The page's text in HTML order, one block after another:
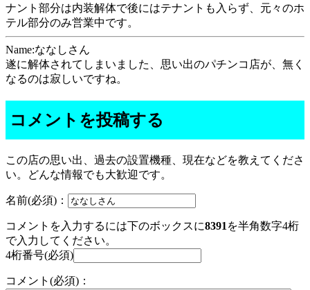
ナント部分は内装解体で後にはテナントも入らず、元々のホ
テル部分のみ営業中です。
Name:ななしさん
遂に解体されてしまいました、思い出のパチンコ店が、無く
なるのは寂しいですね。
コメントを投稿する
この店の思い出、過去の設置機種、現在などを教えてくださ
い。どんな情報でも大歓迎です。
名前(必須)：
コメントを入力するには下のボックスに8391 を半角数字4桁
で入力してください。
4桁番号(必須)
コメント(必須)：